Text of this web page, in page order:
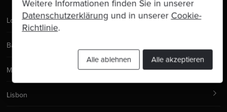
Weitere Informationen finden Sie in unserer
Datenschutzerklärung und in unserer Cookie-
Richtlinie.
Alle akzeptieren
Alle ablehnen
London
Barcelona
Manchester
Lisbon